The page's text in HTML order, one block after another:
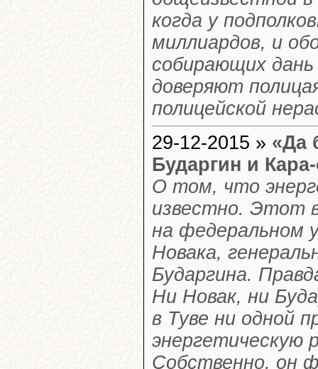
когда у
миллиардов, и
собирающих
доверяют
полицейской
29-12-2015 » «Да
Бударгин и
О том, что
известно. Этот
на федеральном
Новака,
Бударгина.
Ни Новак, ни
в Туве ни одной
энергетическую
Собственно, он